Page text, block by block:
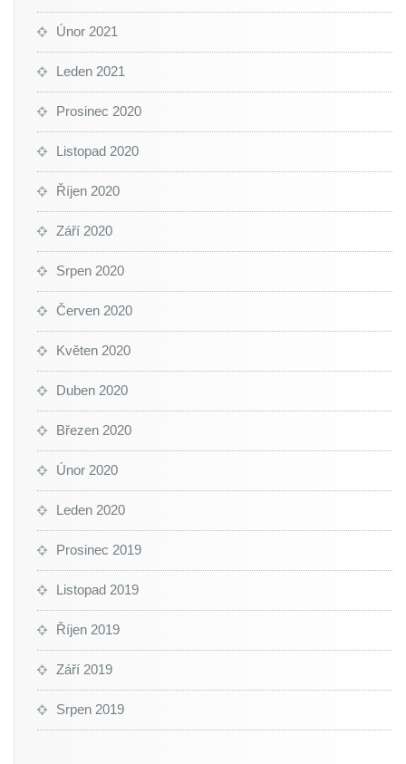
Únor 2021
Leden 2021
Prosinec 2020
Listopad 2020
Říjen 2020
Září 2020
Srpen 2020
Červen 2020
Květen 2020
Duben 2020
Březen 2020
Únor 2020
Leden 2020
Prosinec 2019
Listopad 2019
Říjen 2019
Září 2019
Srpen 2019